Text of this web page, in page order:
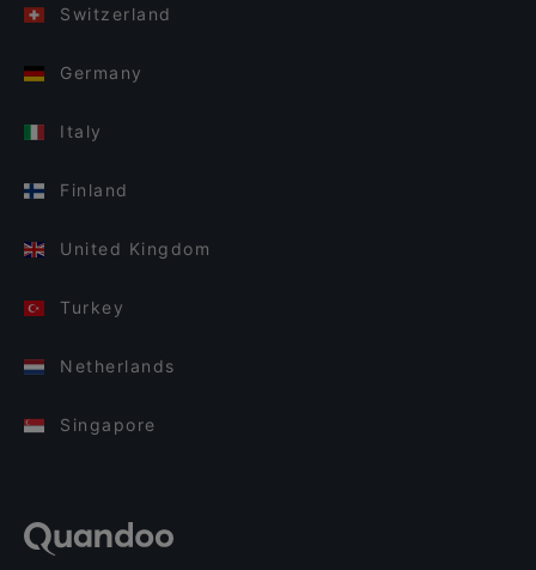
Switzerland
Germany
Italy
Finland
United Kingdom
Turkey
Netherlands
Singapore